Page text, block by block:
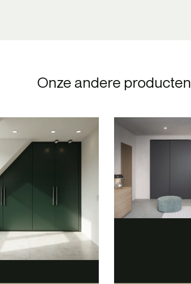
Onze andere producten